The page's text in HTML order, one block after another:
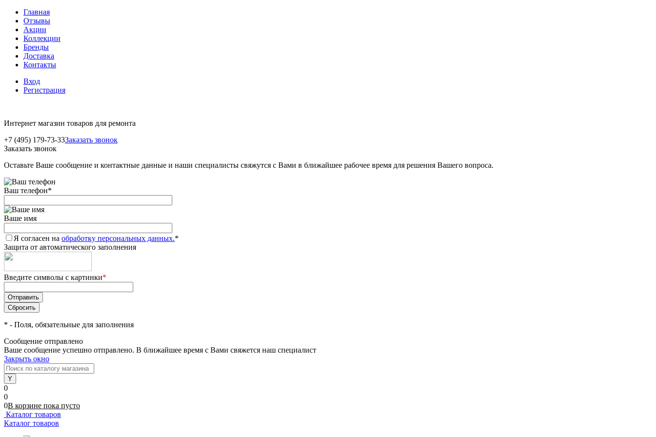
Главная
Отзывы
Акции
Коллекции
Бренды
Доставка
Контакты
Вход
Регистрация
Интернет магазин товаров для ремонта
+7 (495) 179-73-33Заказать звонок
Заказать звонок
Оставьте Ваше сообщение и контактные данные и наши специалисты свяжутся с Вами в ближайшее рабочее время для решения Вашего вопроса.
Ваш телефон*
Ваше имя
Я согласен на обработку персональных данных.*
Защита от автоматического заполнения
Введите символы с картинки*
* - Поля, обязательные для заполнения
Сообщение отправлено
Ваше сообщение успешно отправлено. В ближайшее время с Вами свяжется наш специалист
Закрыть окно
0
0
0В корзине пока пусто
Каталог товаров
Каталог товаров